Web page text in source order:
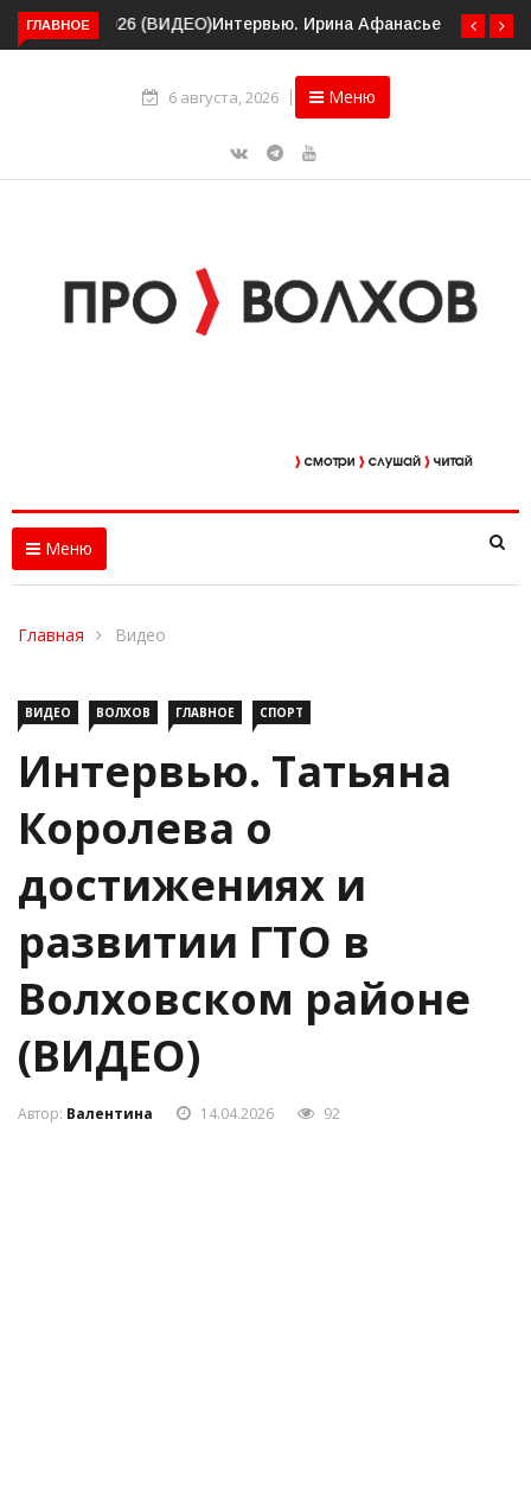
ГЛАВНОЕ
Интервью. Ирина Афанасьева о социальном контракте
6 августа, 2026
ВИДЕО ВОЛХОВ ГЛАВНОЕ СПОРТ
Интервью. Татьяна
Королева о
достижениях и
развитии ГТО в
Волховском районе
(ВИДЕО)